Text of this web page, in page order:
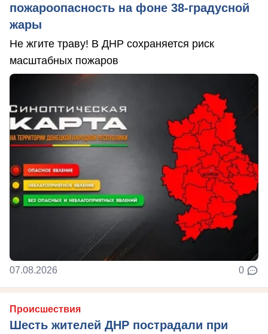
пожароопасность на фоне 38-градусной
жары
Не жгите траву! В ДНР сохраняется риск
масштабных пожаров
07.08.2026 0
Происшествия
Шесть жителей ДНР пострадали при